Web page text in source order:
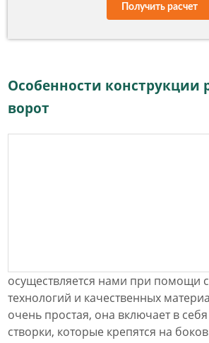
Получить расчет
Особенности конструкции
ворот
осуществляется нами при помощи
технологий и качественных
очень простая, она включает в
створки, которые крепятся на